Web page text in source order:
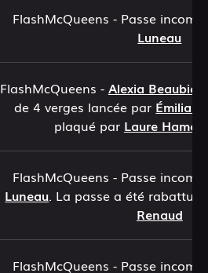
FlashMcQueens - Passe
Luneau
FlashMcQueens - Alexia Beaubien
de 4 verges lancée par
plaqué par Laure
FlashMcQueens - Passe
Luneau. La passe a été rabattu
Renaud
FlashMcQueens - Passe